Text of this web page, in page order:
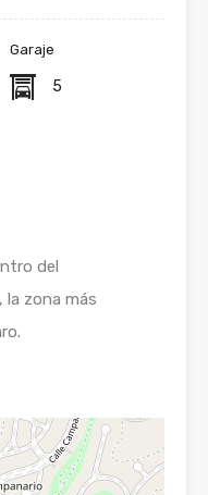
Garaje
5
del
la zona más